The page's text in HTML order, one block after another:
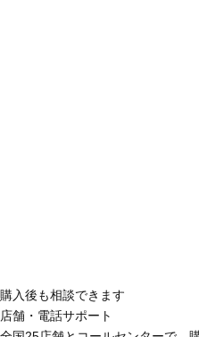
購入後も相談できます
店舗・電話サポート